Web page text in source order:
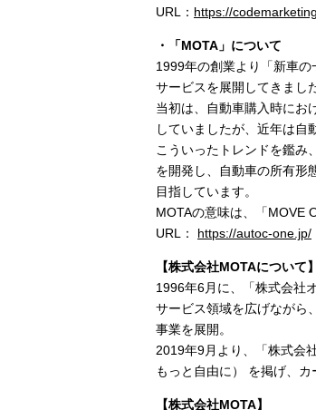
URL： https://
・「MOTA」について
1999年の創業より「新車
サービスを展開してきまし
当初は、自動車購入時にお
していましたが、近年は自
こういったトレンドを鑑み
を開発し、自動車の所有形
目指しています。
MOTAの意味は、「MOVE
URL： https://autoc-one.jp/
【株式会社MOTAについて】
1996年6月に、「株式会社
サービス領域を広げながら
事業を展開。
2019年9月より、「株式会
もっと自由に） を掲げ、
【株式会社MOTA】